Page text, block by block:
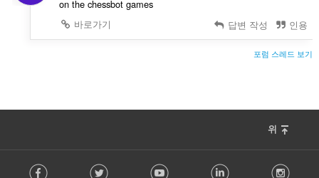
on the chessbot games
바로가기
답변 작성 인용
포럼 스레드 보기
위
o Facebook Twitter Youtube LinkedIn